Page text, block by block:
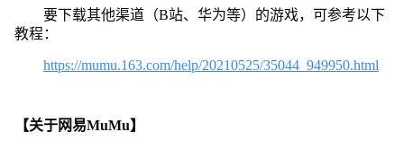
要下载其他渠道（B站、华为等）的游戏，可参考以下
教程：
https://mumu.163.com/help/20210525/35044_949950.html
【关于网易MuMu】